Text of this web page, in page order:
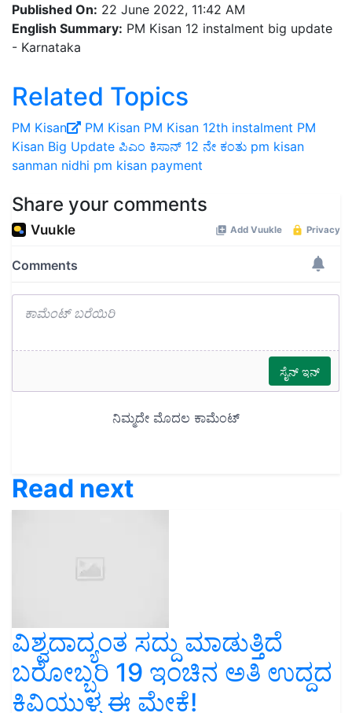
Published On: 22 June 2022, 11:42 AM
English Summary: PM Kisan 12 instalment big update
- Karnataka
Related Topics
PM Kisan PM Kisan PM Kisan 12th instalment PM
Kisan Big Update ಪಿಎಂ ಕಿಸಾನ್‌ 12 ನೇ ಕಂತು pm kisan
sanman nidhi pm kisan payment
Share your comments
Read next
ವಿಶ್ವದಾದ್ಯಂತ ಸದ್ದು ಮಾಡುತ್ತಿದೆ
ಬರೋಬ್ಬರಿ 19 ಇಂಚಿನ ಅತಿ ಉದ್ದದ
ಕಿವಿಯುಳ್ಳ ಈ ಮೇಕೆ!